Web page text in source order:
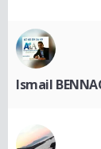
Ismail